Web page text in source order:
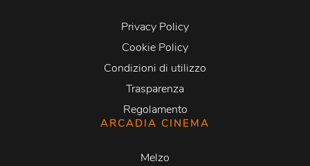
Privacy Policy
Cookie Policy
Condizioni di utilizzo
Trasparenza
Regolamento
ARCADIA CINEMA
Melzo